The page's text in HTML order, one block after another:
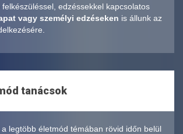
edzéssekkel kapcsolatos
vagy személyi edzéseken is állunk az
tanácsok
legtöbb életmód témában rövid időn belül